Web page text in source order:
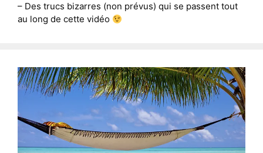
– Des trucs bizarres (non prévus) qui se passent tout
au long de cette vidéo